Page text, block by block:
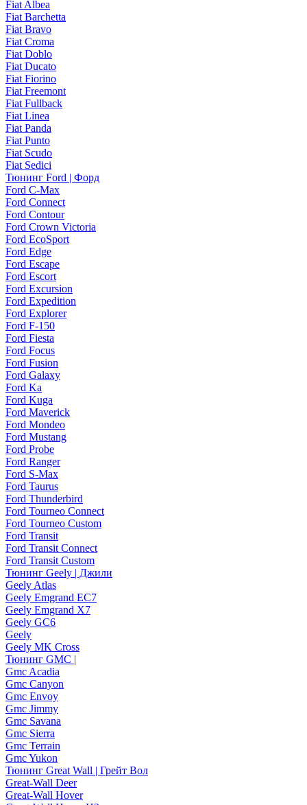
Fiat Albea
Fiat Barchetta
Fiat Bravo
Fiat Croma
Fiat Doblo
Fiat Ducato
Fiat Fiorino
Fiat Freemont
Fiat Fullback
Fiat Linea
Fiat Panda
Fiat Punto
Fiat Scudo
Fiat Sedici
Тюнинг Ford | Форд
Ford C-Max
Ford Connect
Ford Contour
Ford Crown Victoria
Ford EcoSport
Ford Edge
Ford Escape
Ford Escort
Ford Excursion
Ford Expedition
Ford Explorer
Ford F-150
Ford Fiesta
Ford Focus
Ford Fusion
Ford Galaxy
Ford Ka
Ford Kuga
Ford Maverick
Ford Mondeo
Ford Mustang
Ford Probe
Ford Ranger
Ford S-Max
Ford Taurus
Ford Thunderbird
Ford Tourneo Connect
Ford Tourneo Custom
Ford Transit
Ford Transit Connect
Ford Transit Custom
Тюнинг Geely | Джили
Geely Atlas
Geely Emgrand EC7
Geely Emgrand X7
Geely GC6
Geely
Geely MK Cross
Тюнинг GMC |
Gmc Acadia
Gmc Canyon
Gmc Envoy
Gmc Jimmy
Gmc Savana
Gmc Sierra
Gmc Terrain
Gmc Yukon
Тюнинг Great Wall | Грейт Вол
Great-Wall Deer
Great-Wall Hover